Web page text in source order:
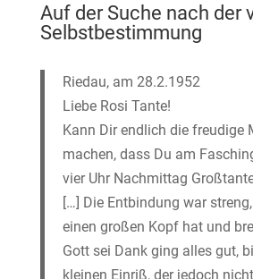
Auf der Suche nach der
Selbstbestimmung
Riedau, am 28.2.1952
Liebe Rosi Tante!
Kann Dir endlich die freudige
machen, dass Du am
vier Uhr Nachmittag
[…] Die Entbindung war
einen großen Kopf hat und
Gott sei Dank ging alles gut,
kleinen Einriß, der jedoch